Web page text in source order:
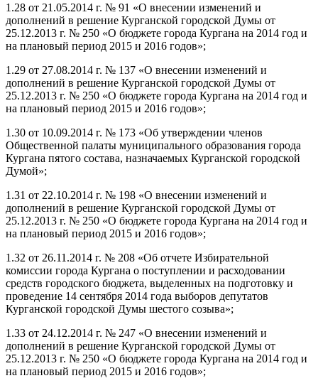
1.28 от 21.05.2014 г. № 91 «О внесении изменений и
дополнений в решение Курганской городской Думы от
25.12.2013 г. № 250 «О бюджете города Кургана на 2014 год и
на плановый период 2015 и 2016 годов»;
1.29 от 27.08.2014 г. № 137 «О внесении изменений и
дополнений в решение Курганской городской Думы от
25.12.2013 г. № 250 «О бюджете города Кургана на 2014 год и
на плановый период 2015 и 2016 годов»;
1.30 от 10.09.2014 г. № 173 «Об утверждении членов
Общественной палаты муниципального образования города
Кургана пятого состава, назначаемых Курганской городской
Думой»;
1.31 от 22.10.2014 г. № 198 «О внесении изменений и
дополнений в решение Курганской городской Думы от
25.12.2013 г. № 250 «О бюджете города Кургана на 2014 год и
на плановый период 2015 и 2016 годов»;
1.32 от 26.11.2014 г. № 208 «Об отчете Избирательной
комиссии города Кургана о поступлении и расходовании
средств городского бюджета, выделенных на подготовку и
проведение 14 сентября 2014 года выборов депутатов
Курганской городской Думы шестого созыва»;
1.33 от 24.12.2014 г. № 247 «О внесении изменений и
дополнений в решение Курганской городской Думы от
25.12.2013 г. № 250 «О бюджете города Кургана на 2014 год и
на плановый период 2015 и 2016 годов»;